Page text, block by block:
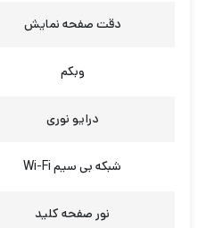
دقت صفحه نمایش
وبکم
درایو نوری
شبکه بی سیم Wi-Fi
نور صفحه کلید